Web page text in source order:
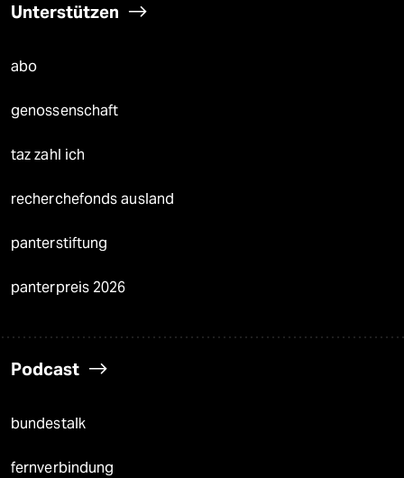
Unterstützen
abo
genossenschaft
taz zahl ich
recherchefonds ausland
panterstiftung
panterpreis 2026
Podcast
bundestalk
fernverbindung